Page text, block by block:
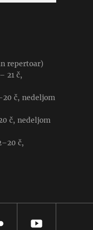
repertoar)
21 č,
č, nedeljom
č, nedeljom
č,